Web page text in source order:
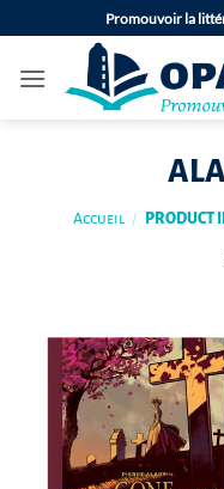
au
contenu
Promouvoir la
Accueil / PRODUCT